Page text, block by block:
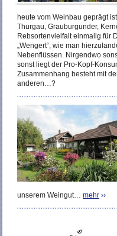
heute vom Weinbau geprägt
Thurgau, Grauburgunder,
Rebsortenvielfalt einmalig für
„Wengert“, wie man
Nebenflüssen. Nirgendwo
sonst liegt der Pro-Kopf-
Zusammenhang besteht mit
anderen…?
unserem Weingut… mehr ››